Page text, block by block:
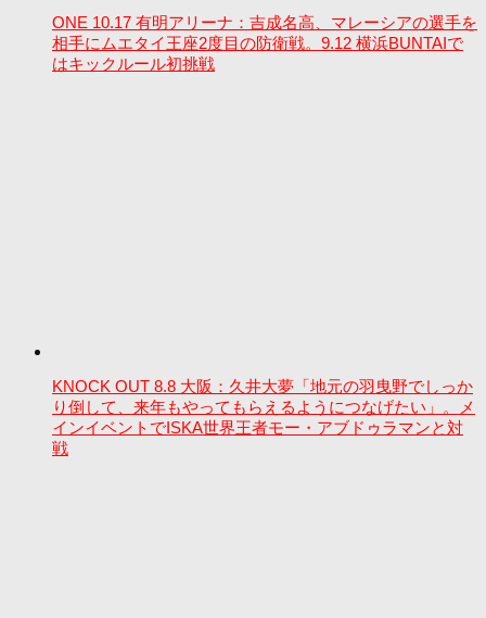
ONE 10.17 有明アリーナ：吉成名高、マレーシアの選手を
相手にムエタイ王座2度目の防衛戦。9.12 横浜BUNTAIで
はキックルール初挑戦
KNOCK OUT 8.8 大阪：久井大夢「地元の羽曳野でしっか
り倒して、来年もやってもらえるようにつなげたい」。メ
インイベントでISKA世界王者モー・アブドゥラマンと対
戦